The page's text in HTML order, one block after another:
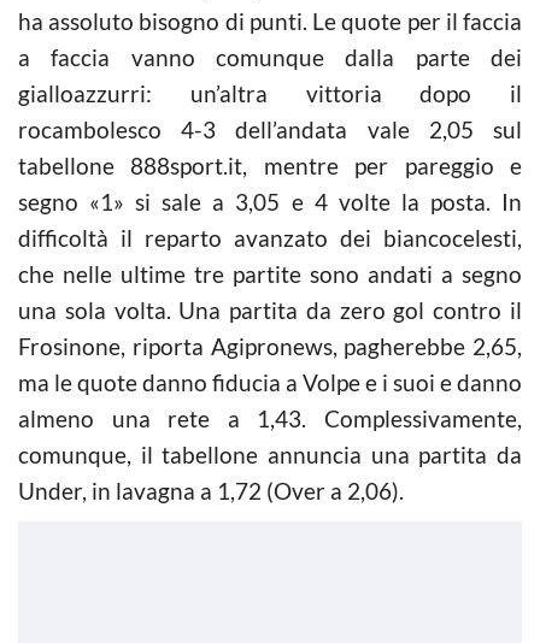
ha assoluto bisogno di punti. Le quote per il faccia
a faccia vanno comunque dalla parte dei
gialloazzurri: un’altra vittoria dopo il
rocambolesco 4-3 dell’andata vale 2,05 sul
tabellone 888sport.it, mentre per pareggio e
segno «1» si sale a 3,05 e 4 volte la posta. In
difficoltà il reparto avanzato dei biancocelesti,
che nelle ultime tre partite sono andati a segno
una sola volta. Una partita da zero gol contro il
Frosinone, riporta Agipronews, pagherebbe 2,65,
ma le quote danno fiducia a Volpe e i suoi e danno
almeno una rete a 1,43. Complessivamente,
comunque, il tabellone annuncia una partita da
Under, in lavagna a 1,72 (Over a 2,06).